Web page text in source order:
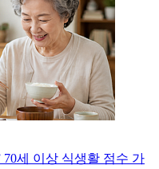
세 이상 식생활 점수 가